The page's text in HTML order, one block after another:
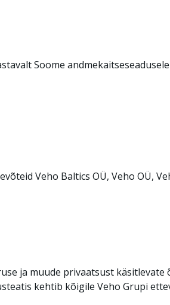
Soome
Veho Baltics OÜ, Veho OÜ,
ja muude privaatsust
kehtib kõigile Veho Grupi